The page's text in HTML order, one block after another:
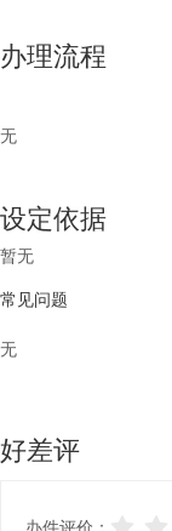
办理流程
无
设定依据
暂无
常见问题
无
好差评